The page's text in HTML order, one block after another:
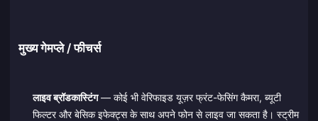
मुख्य गेमप्ले / फीचर्स
लाइव ब्रॉडकास्टिंग— कोई भी वेरिफाइड यूज़र फ्रंट-फेसिंग कैमरा, ब्यूटी
फिल्टर और बेसिक इफेक्ट्स के साथ अपने फोन से लाइव जा सकता है। स्ट्रीम